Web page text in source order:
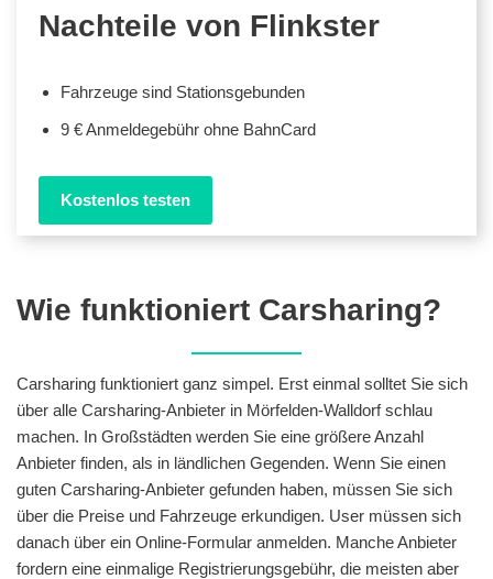
Nachteile von Flinkster
Fahrzeuge sind Stationsgebunden
9 € Anmeldegebühr ohne BahnCard
Kostenlos testen
Wie funktioniert Carsharing?
Carsharing funktioniert ganz simpel. Erst einmal solltet Sie sich
über alle Carsharing-Anbieter in Mörfelden-Walldorf schlau
machen. In Großstädten werden Sie eine größere Anzahl
Anbieter finden, als in ländlichen Gegenden. Wenn Sie einen
guten Carsharing-Anbieter gefunden haben, müssen Sie sich
über die Preise und Fahrzeuge erkundigen. User müssen sich
danach über ein Online-Formular anmelden. Manche Anbieter
fordern eine einmalige Registrierungsgebühr, die meisten aber